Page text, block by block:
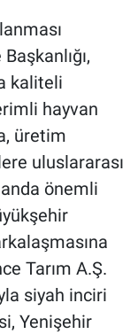
kaliteli
hayvan
üretim
uluslararası
önemli
Tarım A.Ş.
siyah inciri
Yenişehir